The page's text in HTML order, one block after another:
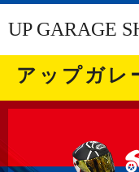
UP GARAGE
アップガレ